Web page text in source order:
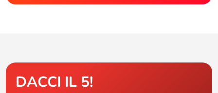
DACCI IL 5!